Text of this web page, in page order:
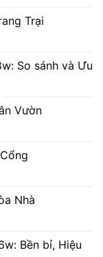
Trại
So sánh và Ưu
Vườn
Nhà
Bền bỉ, Hiệu